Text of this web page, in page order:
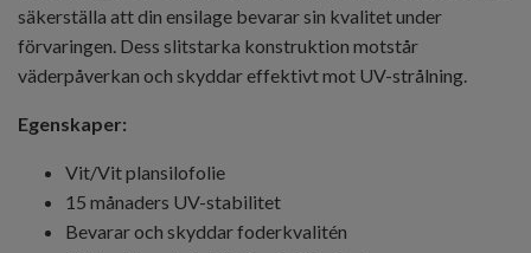
säkerställa att din ensilage bevarar sin kvalitet under
förvaringen. Dess slitstarka konstruktion motstår
väderpåverkan och skyddar effektivt mot UV-strålning.
Egenskaper:
Vit/Vit plansilofolie
15 månaders UV-stabilitet
Bevarar och skyddar foderkvalitén